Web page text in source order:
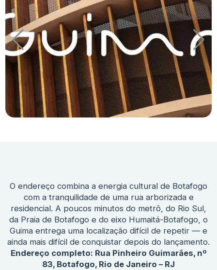
O endereço combina a energia cultural de Botafogo
com a tranquilidade de uma rua arborizada e
residencial. A poucos minutos do metrô, do Rio Sul,
da Praia de Botafogo e do eixo Humaitá-Botafogo, o
Guima entrega uma localização difícil de repetir — e
ainda mais difícil de conquistar depois do lançamento.
Endereço completo: Rua Pinheiro Guimarães, nº
83, Botafogo, Rio de Janeiro – RJ